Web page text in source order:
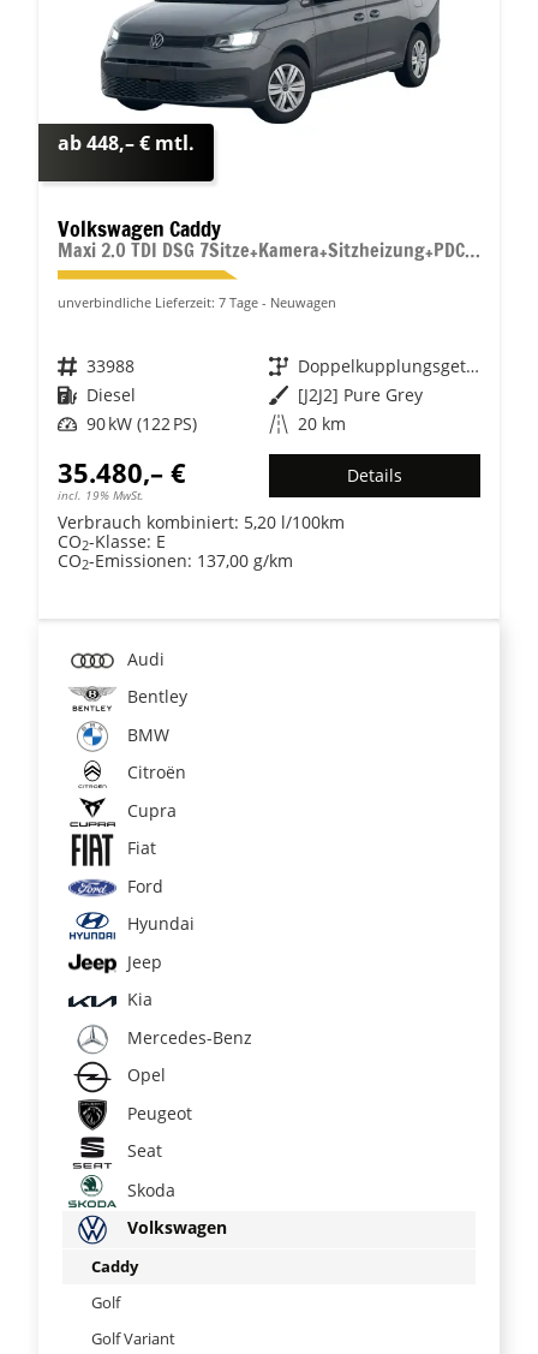
ab 448,– € mtl.
Volkswagen Caddy
Maxi 2.0 TDI DSG 7Sitze+Kamera+Sitzheizung+PDC vo+hi+ACC+Climatronic
unverbindliche Lieferzeit: 7 Tage Neuwagen
Fahrzeugnr. 33988 Getriebe
Doppelkupplungsgetriebe (DSG)
Kraftstoff Diesel Außenfarbe [J2J2] Pure Grey
Leistung 90 kW (122 PS) Kilometerstand 20 km
35.480,– €
incl. 19% MwSt.
Details
Verbrauch kombiniert: 5,20 l/100km
CO2-Klasse: E
CO2-Emissionen: 137,00 g/km
Audi
Bentley
BMW
Citroën
Cupra
Fiat
Ford
Hyundai
Jeep
Kia
Mercedes-Benz
Opel
Peugeot
Seat
Skoda
Volkswagen
Caddy
Golf
Golf Variant